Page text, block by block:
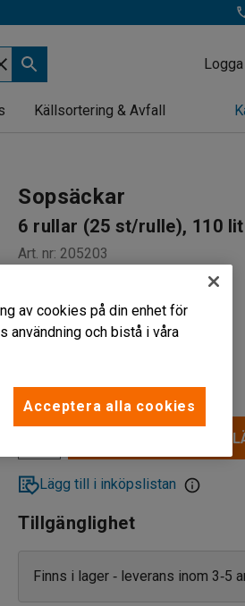
Källsortering & Avfall
Sopsäckar
6 rullar (25 st/rulle), 110
Art. nr:205203
110 L
Återvunnet material
Lägg till i inköpslistan
Tillgänglighet
Finns i lager‑ leverans inom 3‑5
av cookies på din enhet för
användning och bistå i våra
Acceptera alla cookies